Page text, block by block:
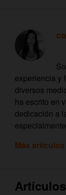
experiencia y
diversos
ha escrito en
dedicación a
Más